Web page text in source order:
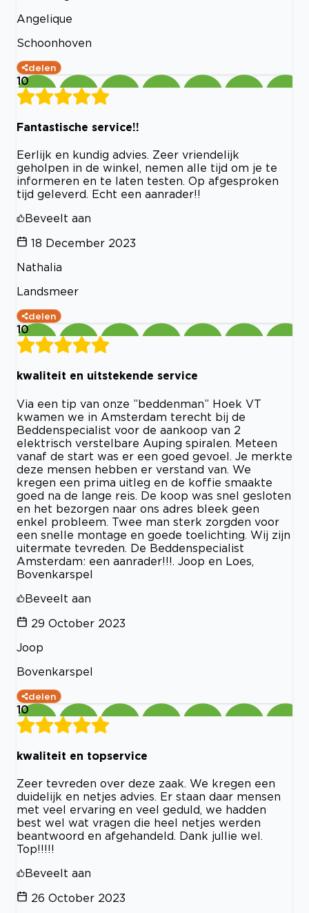
Angelique
Schoonhoven
delen
10
Fantastische service!!
Eerlijk en kundig advies. Zeer vriendelijk
geholpen in de winkel, nemen alle tijd om je te
informeren en te laten testen. Op afgesproken
tijd geleverd. Echt een aanrader!!
Beveelt aan
18 December 2023
Nathalia
Landsmeer
delen
10
kwaliteit en uitstekende service
Via een tip van onze ”beddenman” Hoek VT
kwamen we in Amsterdam terecht bij de
Beddenspecialist voor de aankoop van 2
elektrisch verstelbare Auping spiralen. Meteen
vanaf de start was er een goed gevoel. Je merkte
deze mensen hebben er verstand van. We
kregen een prima uitleg en de koffie smaakte
goed na de lange reis. De koop was snel gesloten
en het bezorgen naar ons adres bleek geen
enkel probleem. Twee man sterk zorgden voor
een snelle montage en goede toelichting. Wij zijn
uitermate tevreden. De Beddenspecialist
Amsterdam: een aanrader!!!. Joop en Loes,
Bovenkarspel
Beveelt aan
29 October 2023
Joop
Bovenkarspel
delen
10
kwaliteit en topservice
Zeer tevreden over deze zaak. We kregen een
duidelijk en netjes advies. Er staan daar mensen
met veel ervaring en veel geduld, we hadden
best wel wat vragen die heel netjes werden
beantwoord en afgehandeld. Dank jullie wel.
Top!!!!!
Beveelt aan
26 October 2023